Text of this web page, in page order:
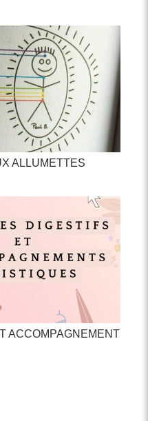
ALLUMETTES
ACCOMPAGNEMENT